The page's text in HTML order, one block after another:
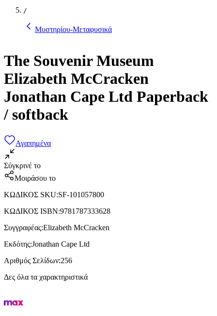
/
Μυστηρίου-Μεταφυσικά
The Souvenir Museum
Elizabeth McCracken
Jonathan Cape Ltd Paperback
/ softback
Αγαπημένα
Σύγκρινέ το
Μοιράσου το
ΚΩΔΙΚΟΣ SKU:SF-101057800
ΚΩΔΙΚΟΣ ISBN:9781787333628
Συγγραφέας:Elizabeth McCracken
Εκδότης:Jonathan Cape Ltd
Αριθμός Σελίδων:256
Δες όλα τα χαρακτηριστικά